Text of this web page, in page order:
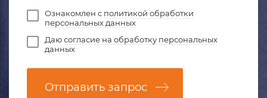
Ознакомлен с политикой обработки
персональных данных
Даюсогласие на обработку персональных
данных
Отправить запрос